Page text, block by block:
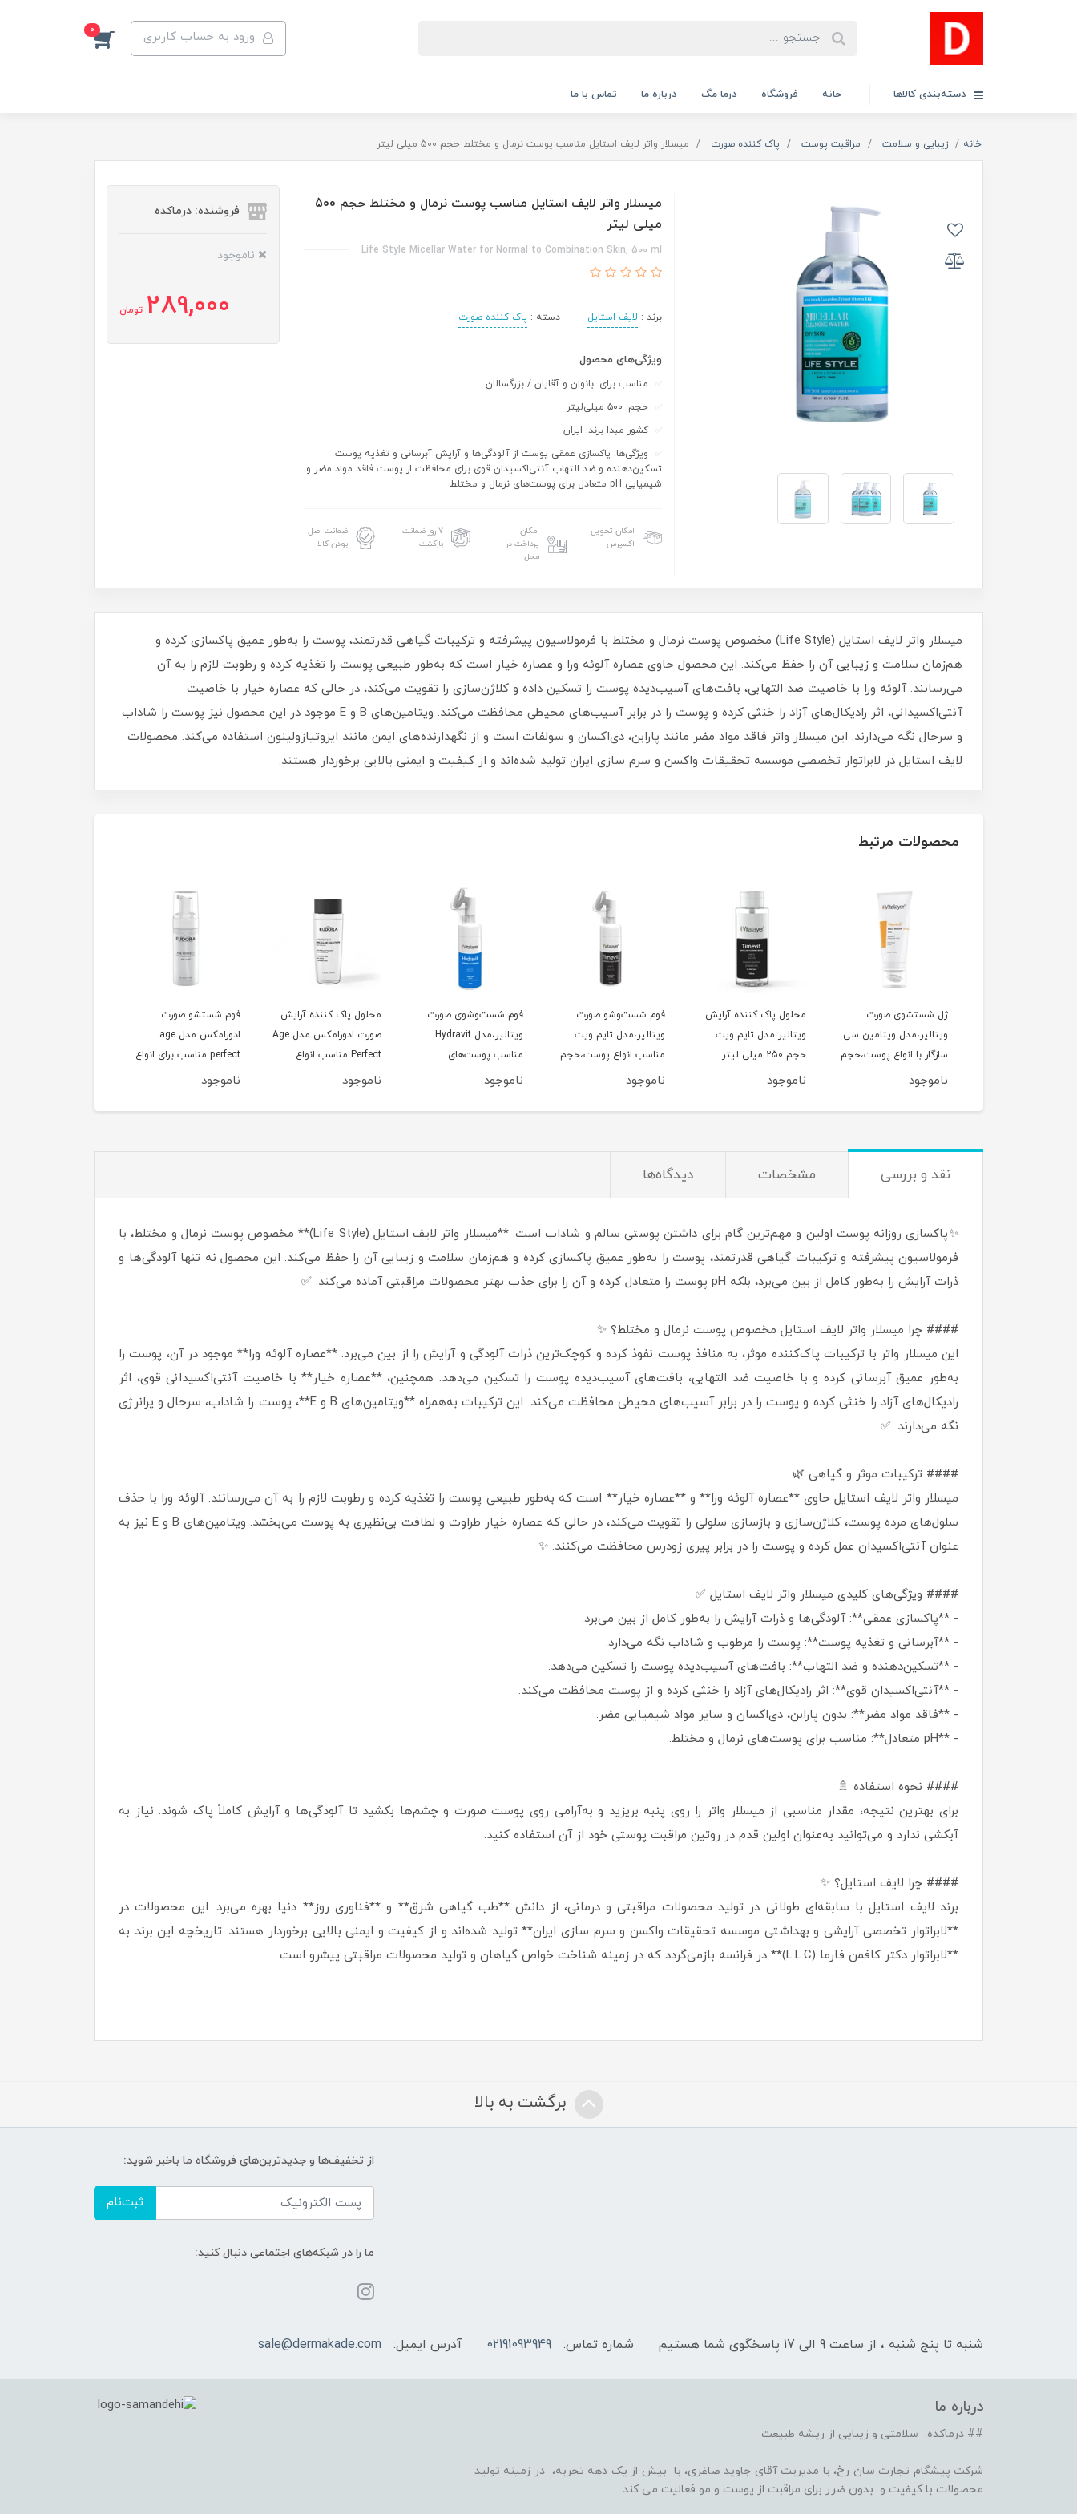
ورود به حساب کاربری 0
دسته‌بندی کالاها خانه فروشگاه درما مگ درباره ما تماس با ما
خانه زیبایی و سلامت مراقبت پوست پاک کننده صورت میسلار واتر لایف استایل مناسب پوست نرمال و مختلط حجم 500 میلی لیتر
میسلار واتر لایف استایل مناسب پوست نرمال و مختلط حجم 500
میلی لیتر
Life Style Micellar Water for Normal to Combination Skin, 500 ml
برند : لایف استایل دسته : پاک کننده صورت
ویژگی‌های محصول
مناسب برای: بانوان و آقایان / بزرگسالان
حجم: ۵۰۰ میلی‌لیتر
کشور مبدا برند: ایران
ویژگی‌ها: پاکسازی عمقی پوست از آلودگی‌ها و آرایش آبرسانی و تغذیه پوست
تسکین‌دهنده و ضد التهاب آنتی‌اکسیدان قوی برای محافظت از پوست فاقد مواد مضر و
شیمیایی pH متعادل برای پوست‌های نرمال و مختلط
امکان تحویل
اکسپرس
امکان
پرداخت در
محل
۷ روز ضمانت
بازگشت
ضمانت اصل
بودن کالا
فروشنده: درماکده
ناموجود
289,000 تومان
میسلار واتر لایف استایل (Life Style) مخصوص پوست نرمال و مختلط با فرمولاسیون پیشرفته و ترکیبات گیاهی قدرتمند، پوست را به‌طور عمیق پاکسازی کرده و
هم‌زمان سلامت و زیبایی آن را حفظ می‌کند. این محصول حاوی عصاره آلوئه ورا و عصاره خیار است که به‌طور طبیعی پوست را تغذیه کرده و رطوبت لازم را به آن
می‌رسانند. آلوئه ورا با خاصیت ضد التهابی، بافت‌های آسیب‌دیده پوست را تسکین داده و کلاژن‌سازی را تقویت می‌کند، در حالی که عصاره خیار با خاصیت
آنتی‌اکسیدانی، اثر رادیکال‌های آزاد را خنثی کرده و پوست را در برابر آسیب‌های محیطی محافظت می‌کند. ویتامین‌های B و E موجود در این محصول نیز پوست را شاداب
و سرحال نگه می‌دارند. این میسلار واتر فاقد مواد مضر مانند پارابن، دی‌اکسان و سولفات است و از نگهدارنده‌های ایمن مانند ایزوتیازولینون استفاده می‌کند. محصولات
لایف استایل در لابراتوار تخصصی موسسه تحقیقات واکسن و سرم سازی ایران تولید شده‌اند و از کیفیت و ایمنی بالایی برخوردار هستند.
محصولات مرتبط
ژل شستشوی صورت
ویتالیر،مدل ویتامین سی
سازگار با انواع پوست،حجم
200 میلی‌لیتر
ناموجود
محلول پاک کننده آرایش
ویتالیر مدل تایم ویت
حجم 250 میلی لیتر
ناموجود
فوم شست‌وشو صورت
ویتالیر،مدل تایم ویت
مناسب انواع پوست،حجم
150 میلی‌لیتر
ناموجود
فوم شست‌وشوی صورت
ویتالیر،مدل Hydravit
مناسب پوست‌های
خشک،حجم 150 میلی‌لیتر
ناموجود
محلول پاک کننده آرایش
صورت ادورامکس مدل Age
Perfect مناسب انواع
ناموجود
فوم شستشو صورت
ادورامکس مدل age
perfect مناسب برای انواع
ناموجود
نقد و بررسی مشخصات دیدگاه‌ها
✨پاکسازی روزانه پوست اولین و مهم‌ترین گام برای داشتن پوستی سالم و شاداب است. **میسلار واتر لایف استایل (Life Style)** مخصوص پوست نرمال و مختلط، با
فرمولاسیون پیشرفته و ترکیبات گیاهی قدرتمند، پوست را به‌طور عمیق پاکسازی کرده و هم‌زمان سلامت و زیبایی آن را حفظ می‌کند. این محصول نه تنها آلودگی‌ها و
ذرات آرایش را به‌طور کامل از بین می‌برد، بلکه pH پوست را متعادل کرده و آن را برای جذب بهتر محصولات مراقبتی آماده می‌کند. ✅
#### چرا میسلار واتر لایف استایل مخصوص پوست نرمال و مختلط؟ ✨
این میسلار واتر با ترکیبات پاک‌کننده موثر، به منافذ پوست نفوذ کرده و کوچک‌ترین ذرات آلودگی و آرایش را از بین می‌برد. **عصاره آلوئه ورا** موجود در آن، پوست را
به‌طور عمیق آبرسانی کرده و با خاصیت ضد التهابی، بافت‌های آسیب‌دیده پوست را تسکین می‌دهد. همچنین، **عصاره خیار** با خاصیت آنتی‌اکسیدانی قوی، اثر
رادیکال‌های آزاد را خنثی کرده و پوست را در برابر آسیب‌های محیطی محافظت می‌کند. این ترکیبات به‌همراه **ویتامین‌های B و E**، پوست را شاداب، سرحال و پرانرژی
نگه می‌دارند. ✅
#### ترکیبات موثر و گیاهی 🌿
میسلار واتر لایف استایل حاوی **عصاره آلوئه ورا** و **عصاره خیار** است که به‌طور طبیعی پوست را تغذیه کرده و رطوبت لازم را به آن می‌رسانند. آلوئه ورا با حذف
سلول‌های مرده پوست، کلاژن‌سازی و بازسازی سلولی را تقویت می‌کند، در حالی که عصاره خیار طراوت و لطافت بی‌نظیری به پوست می‌بخشد. ویتامین‌های B و E نیز به
عنوان آنتی‌اکسیدان عمل کرده و پوست را در برابر پیری زودرس محافظت می‌کنند. ✨
#### ویژگی‌های کلیدی میسلار واتر لایف استایل ✅
- **پاکسازی عمقی**: آلودگی‌ها و ذرات آرایش را به‌طور کامل از بین می‌برد.
- **آبرسانی و تغذیه پوست**: پوست را مرطوب و شاداب نگه می‌دارد.
- **تسکین‌دهنده و ضد التهاب**: بافت‌های آسیب‌دیده پوست را تسکین می‌دهد.
- **آنتی‌اکسیدان قوی**: اثر رادیکال‌های آزاد را خنثی کرده و از پوست محافظت می‌کند.
- **فاقد مواد مضر**: بدون پارابن، دی‌اکسان و سایر مواد شیمیایی مضر.
- **pH متعادل**: مناسب برای پوست‌های نرمال و مختلط.
#### نحوه استفاده 🚿
برای بهترین نتیجه، مقدار مناسبی از میسلار واتر را روی پنبه بریزید و به‌آرامی روی پوست صورت و چشم‌ها بکشید تا آلودگی‌ها و آرایش کاملاً پاک شوند. نیاز به
آبکشی ندارد و می‌توانید به‌عنوان اولین قدم در روتین مراقبت پوستی خود از آن استفاده کنید.
#### چرا لایف استایل؟ ✨
برند لایف استایل با سابقه‌ای طولانی در تولید محصولات مراقبتی و درمانی، از دانش **طب گیاهی شرق** و **فناوری روز** دنیا بهره می‌برد. این محصولات در
**لابراتوار تخصصی آرایشی و بهداشتی موسسه تحقیقات واکسن و سرم سازی ایران** تولید شده‌اند و از کیفیت و ایمنی بالایی برخوردار هستند. تاریخچه این برند به
**لابراتوار دکتر کافمن فارما (L.L.C)** در فرانسه بازمی‌گردد که در زمینه شناخت خواص گیاهان و تولید محصولات مراقبتی پیشرو است.
برگشت به بالا
از تخفیف‌ها و جدیدترین‌های فروشگاه ما باخبر شوید:
ثبت‌نام
ما را در شبکه‌های اجتماعی دنبال کنید:
شنبه تا پنج شنبه ، از ساعت 9 الی 17 پاسخگوی شما هستیم شماره تماس: 02191093949 آدرس ایمیل: sale@dermakade.com
درباره ما
## درماکده: سلامتی و زیبایی از ریشه طبیعت
شرکت پیشگام تجارت سان رخ، با مدیریت آقای جاوید صاغری، با بیش از یک دهه تجربه، در زمینه تولید
محصولات با کیفیت و بدون ضرر برای مراقبت از پوست و مو فعالیت می کند.